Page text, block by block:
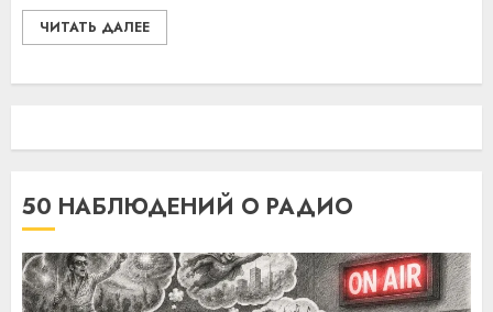
ЧИТАТЬ ДАЛЕЕ
50 НАБЛЮДЕНИЙ О РАДИО